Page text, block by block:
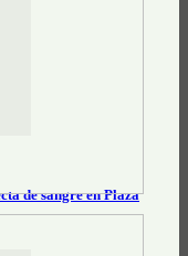
de sangre en Plaza